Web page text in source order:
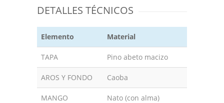
DETALLES TÉCNICOS
Elemento Material
TAPA Pino abeto macizo
AROS Y FONDO Caoba
MANGO Nato (con alma)